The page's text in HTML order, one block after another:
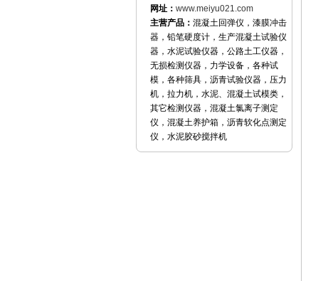
网址： www.meiyu021.com
主营产品： 混凝土回弹仪，漆膜冲击
器，铅笔硬度计，生产混凝土试验仪
器，水泥试验仪器，公路土工仪器，
无损检测仪器，力学设备，各种试
模，各种筛具，沥青试验仪器，压力
机，拉力机，水泥、混凝土试模类，
其它检测仪器，混凝土氯离子测定
仪，混凝土养护箱，沥青软化点测定
仪，水泥胶砂搅拌机